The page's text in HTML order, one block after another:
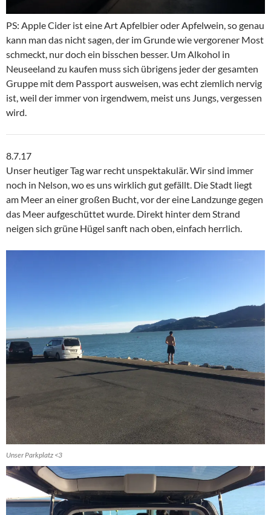
PS: Apple Cider ist eine Art Apfelbier oder Apfelwein, so genau
kann man das nicht sagen, der im Grunde wie vergorener Most
schmeckt, nur doch ein bisschen besser. Um Alkohol in
Neuseeland zu kaufen muss sich übrigens jeder der gesamten
Gruppe mit dem Passport ausweisen, was echt ziemlich nervig
ist, weil der immer von irgendwem, meist uns Jungs, vergessen
wird.
8.7.17
Unser heutiger Tag war recht unspektakulär. Wir sind immer
noch in Nelson, wo es uns wirklich gut gefällt. Die Stadt liegt
am Meer an einer großen Bucht, vor der eine Landzunge gegen
das Meer aufgeschüttet wurde. Direkt hinter dem Strand
neigen sich grüne Hügel sanft nach oben, einfach herrlich.
Unser Parkplatz <3